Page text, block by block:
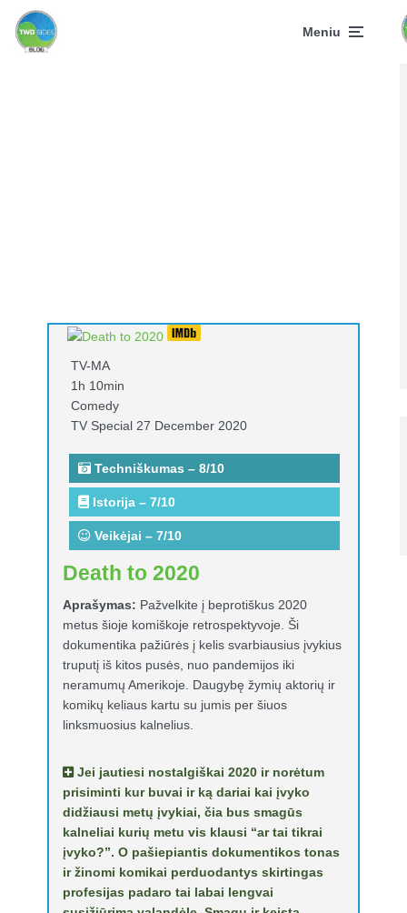
Meniu
TV-MA
1h 10min
Comedy
TV Special 27 December 2020
Techniškumas – 8/10
Istorija – 7/10
Veikėjai – 7/10
Death to 2020
Aprašymas: Pažvelkite į beprotiškus 2020
metus šioje komiškoje retrospektyvoje. Ši
dokumentika pažiūrės į kelis svarbiausius įvykius
truputį iš kitos pusės, nuo pandemijos iki
neramumų Amerikoje. Daugybę žymių aktorių ir
komikų keliaus kartu su jumis per šiuos
linksmuosius kalnelius.
Jei jautiesi nostalgiškai 2020 ir norėtum
prisiminti kur buvai ir ką dariai kai įvyko
didžiausi metų įvykiai, čia bus smagūs
kalneliai kurių metu vis klausi “ar tai tikrai
įvyko?”. O pašiepiantis dokumentikos tonas
ir žinomi komikai perduodantys skirtingas
profesijas padaro tai labai lengvai